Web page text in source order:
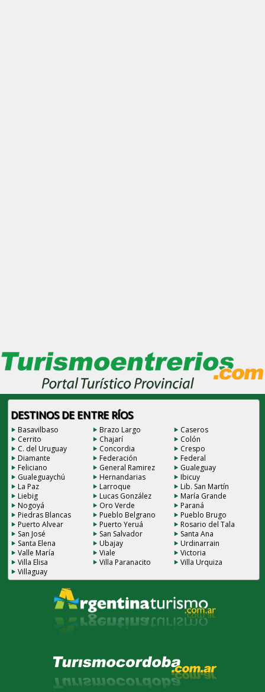
DESTINOS DE ENTRE RÍOS
Basavilbaso Brazo Largo
Caseros
Cerrito
Chajarí
Colón
C. del Uruguay
Concordia
Crespo
Diamante
Federación
Federal
Feliciano
General Ramirez
Gualeguay
Gualeguaychú
Hernandarias
Ibicuy
La Paz
Larroque
Lib. San Martín
Liebig
Lucas González
María Grande
Nogoyá
Oro Verde
Paraná
Piedras Blancas
Pueblo Belgrano
Pueblo Brugo
Puerto Alvear
Puerto Yeruá
Rosario del Tala
San José
San Salvador
Santa Ana
Santa Elena
Ubajay
Urdinarrain
Valle María
Viale
Victoria
Villa Elisa
Villa Paranacito
Villa Urquiza
Villaguay